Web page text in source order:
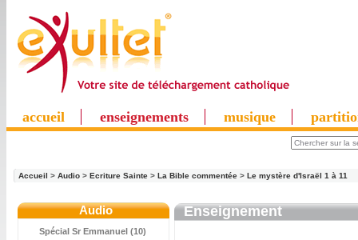
accueil enseignements musique
Accueil > Audio > Ecriture Sainte > La Bible commentée > Le mystère d'Israël 1 à 11
Audio
Spécial Sr Emmanuel (10)
Enseignement